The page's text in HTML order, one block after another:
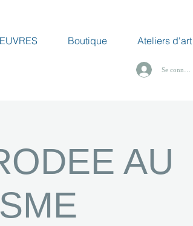
Boutique Ateliers
Se connecter
AU